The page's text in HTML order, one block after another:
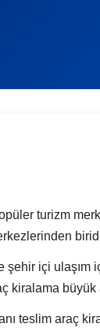
turizm
içi ulaşım
kiralama
teslim araç